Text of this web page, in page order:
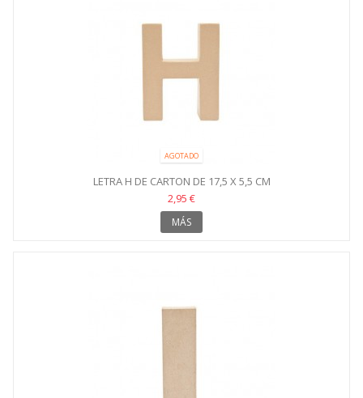
AGOTADO
LETRA H DE CARTON DE 17,5 X 5,5 CM
2,95 €
MÁS